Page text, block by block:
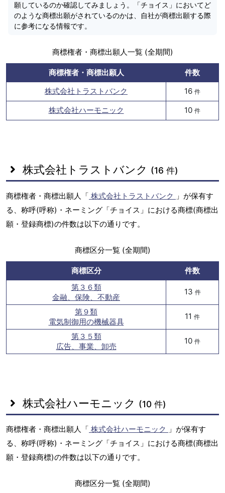
願しているのか確認してみましょう。「チョイス」においてど
のような商標出願がされているのかは、自社が商標出願する際
に参考になる情報です。
商標権者・商標出願人一覧 (全期間)
商標権者・商標出願人
件数
株式会社トラストバンク
16 件
株式会社ハーモニック 10 件
株式会社トラストバンク (16 件)
商標権者・商標出願人「 株式会社トラストバンク 」が保有す
る、称呼(呼称)・ネーミング「チョイス」における商標(商標出
願・登録商標)の件数は以下の通りです。
商標区分一覧 (全期間)
商標区分
件数
第３６類
金融、保険、不動産
13 件
第９類
電気制御用の機械器具
11 件
第３５類
広告、事業、卸売
10 件
株式会社ハーモニック (10 件)
商標権者・商標出願人「 株式会社ハーモニック 」が保有す
る、称呼(呼称)・ネーミング「チョイス」における商標(商標出
願・登録商標)の件数は以下の通りです。
商標区分一覧 (全期間)